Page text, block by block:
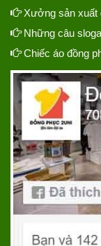
Xưởng sản xuất
Những câu
Chiếc áo đồng